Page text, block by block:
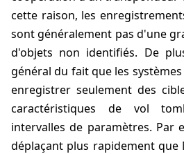
cette raison, les
sont généralement pas d'une
d'objets non identifiés. De
général du fait que les systèmes
enregistrer seulement des
caractéristiques de vol
intervalles de paramètres. Par
déplaçant plus rapidement que